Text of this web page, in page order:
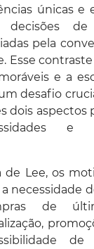
únicas e
decisões
pela
Esse
e a
desafio
dois aspectos
e
de Lee, os
necessidade
de
de